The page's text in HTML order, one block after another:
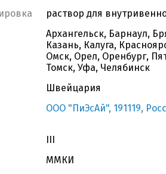
раствор для
Архангельск, Барнаул,
Казань, Калуга,
Омск, Орел, Оренбург,
Томск, Уфа, Челябинск
Швейцария
ООО "ПиЭсАй", 191119,
III
ММКИ